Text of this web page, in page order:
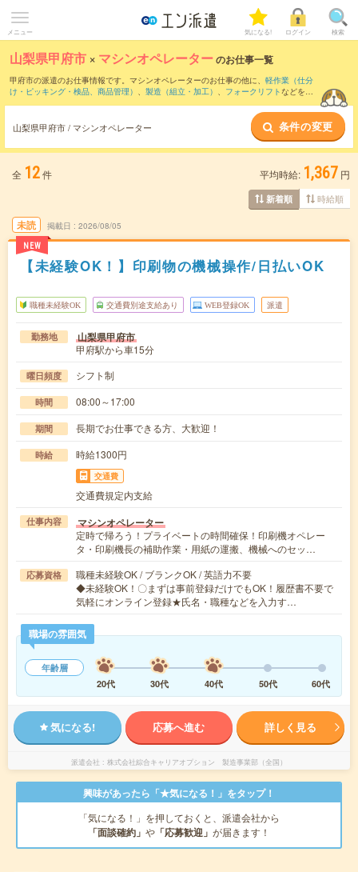
メニュー 気になる! ログイン 検索
山梨県甲府市 × マシンオペレーターのお仕事一覧
甲府市の派遣のお仕事情報です。マシンオペレーターのお仕事の他に、 軽作業（仕分
け・ピッキング・検品、商品管理） 、 製造（組立・加工） 、 フォークリフトなどを取
マシンオペレーターのお仕事とは？とは？
山梨県甲府市 / マシンオペレーター 条件の変更
全 12件 平均時給: 1,367 円
新着順 時給順
未読
NEW
掲載日 2026/08/05
【未経験OK！】印刷物の機械操作/日払いOK
職種未経験OK 交通費別途支給あり WEB登録OK 派遣
勤務地 山梨県甲府市
甲府駅から車15分
曜日頻度 シフト制
時間 08:00～17:00
期間 長期でお仕事できる方、大歓迎！
時給 時給1300円
交通費
交通費規定内支給
仕事内容 マシンオペレーター
定時で帰ろう！プライベートの時間確保！印刷機オペレー
タ・印刷機長の補助作業・用紙の運搬、機械へのセッ…
応募資格
職種未経験OK / ブランクOK / 英語力不要
◆未経験OK！〇まずは事前登録だけでもOK！履歴書不要で
気軽にオンライン登録★氏名・職種などを入力す…
職場の雰囲気
年齢層
20代
30代 40代 50代 60代
気になる! 応募へ進む 詳しく見る
派遣会社 株式会社綜合キャリアオプション 製造事業部（全国）
興味があったら「★気になる！」をタップ！
「気になる！」を押しておくと、派遣会社から
「面談確約」 や 「応募歓迎」 が届きます！